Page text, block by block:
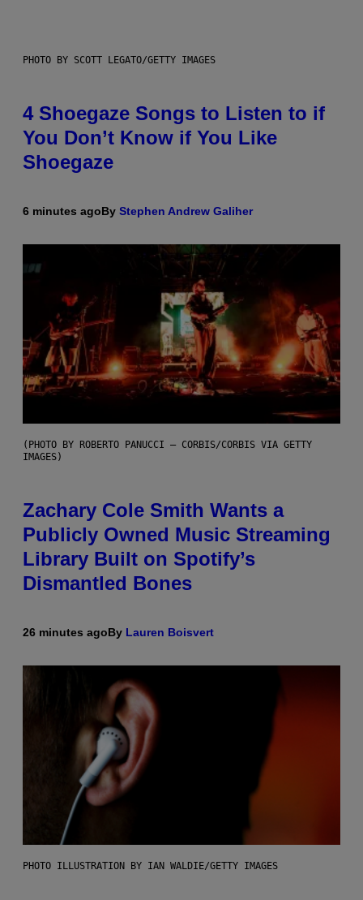
PHOTO BY SCOTT LEGATO/GETTY IMAGES
4 Shoegaze Songs to Listen to if
You Don’t Know if You Like
Shoegaze
6 minutes agoBy Stephen Andrew Galiher
(PHOTO BY ROBERTO PANUCCI – CORBIS/CORBIS VIA GETTY
IMAGES)
Zachary Cole Smith Wants a
Publicly Owned Music Streaming
Library Built on Spotify’s
Dismantled Bones
26 minutes agoBy Lauren Boisvert
PHOTO ILLUSTRATION BY IAN WALDIE/GETTY IMAGES